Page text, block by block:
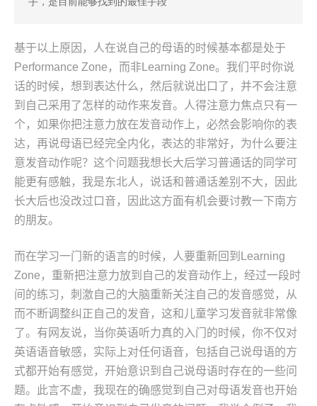
基于以上原因，人在说自己的母语的时候基本都是处于
Performance Zone，而非Learning Zone。我们平时你说
话的时候，想到表达什么，然后就说出口了，并不会注意
到自己采用了怎样的动作来发音。人得注意力焦点只有一
个，如果你把注意力放在发音动作上，必然会影响你的表
达，再说母语已经完全内化，表达的非常好，为什么要注
意发音动作呢？这个问题我想长大后学习普通话的同学可
能更有感触，我是东北人，说话和普通话差别不大，因此
长大后也没改过口音，因此这方面有机会要讨教一下南方
的朋友。
而在学习一门新的语言的时候，人要重新回到Learning
Zone，重新把注意力放到自己的发音动作上，经过一段时
间的练习，刺激自己的大脑重新关注自己的发音感觉，从
而不断调整纠正自己的发音，这和儿童学习发音就非常像
了。有网友说，当你英语听力真的入门的时候，你不仅对
英语语音敏感，实际上对任何语音，包括自己说母语的方
式都开始有感觉，开始意识到自己说母语时存在的一些问
题。此言不虚，我现在的确感觉到自己对母语发音也开始